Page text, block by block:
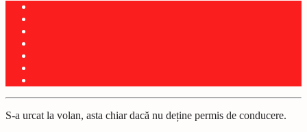
S-a urcat la volan, asta chiar dacă nu deține permis de conducere.